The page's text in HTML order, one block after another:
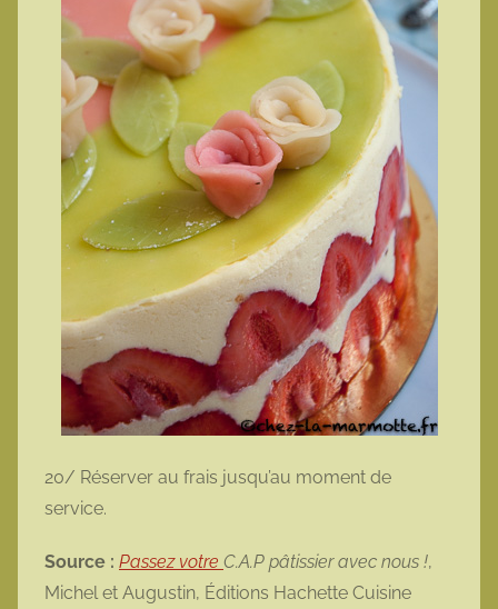
20/ Réserver au frais jusqu’au moment de
service.
Source : Passez votre C.A.P pâtissier avec nous !,
Michel et Augustin, Éditions Hachette Cuisine